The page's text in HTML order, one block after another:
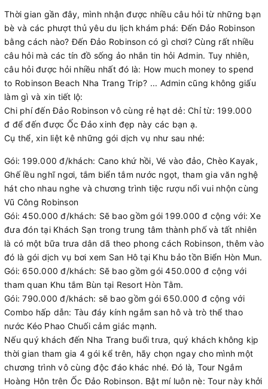
Thời gian gần đây, mình nhận được nhiều câu hỏi từ những bạn
bè và các phượt thủ yêu du lịch khám phá: Đến Đảo Robinson
bằng cách nào? Đến Đảo Robinson có gì chơi? Cùng rất nhiều
câu hỏi mà các tín đồ sống ảo nhắn tin hỏi Admin. Tuy nhiên,
câu hỏi được hỏi nhiều nhất đó là: How much money to spend
to Robinson Beach Nha Trang Trip? ... Admin cũng không giấu
làm gì và xin tiết lộ:
Chi phí đến Đảo Robinson vô cùng rẻ hạt dẻ: Chỉ từ: 199.000
đ để đến được Ốc Đảo xinh đẹp này các bạn ạ.
Cụ thể, xin liệt kê những gói dịch vụ như sau nhé:
Gói: 199.000 đ/khách: Cano khứ hồi, Vé vào đảo, Chèo Kayak,
Ghế lều nghĩ ngơi, tắm biển tắm nước ngọt, tham gia văn nghệ
hát cho nhau nghe và chương trình tiệc rượu nổi vui nhộn cùng
Vũ Công Robinson
Gói: 450.000 đ/khách: Sẽ bao gồm gói 199.000 đ cộng với: Xe
đưa đón tại Khách Sạn trong trung tâm thành phố và tất nhiên
là có một bữa trưa dân dã theo phong cách Robinson, thêm vào
đó là gói dịch vụ bơi xem San Hô tại Khu bảo tồn Biển Hòn Mun.
Gói: 650.000 đ/khách: Sẽ bao gồm gói 450.000 đ cộng với
tham quan Khu tắm Bùn tại Resort Hòn Tằm.
Gói: 790.000 đ/khách: sẽ bao gồm gói 650.000 đ cộng với
Combo hấp dẫn: Tàu đáy kính ngắm san hô và trò thể thao
nước Kéo Phao Chuối cảm giác mạnh.
Nếu quý khách đến Nha Trang buổi trưa, quý khách không kịp
thời gian tham gia 4 gói kể trên, hãy chọn ngay cho mình một
chương trình vô cùng độc đáo khác nhé. Đó là, Tour Ngắm
Hoàng Hôn trên Ốc Đảo Robinson. Bật mí luôn nè: Tour này khởi